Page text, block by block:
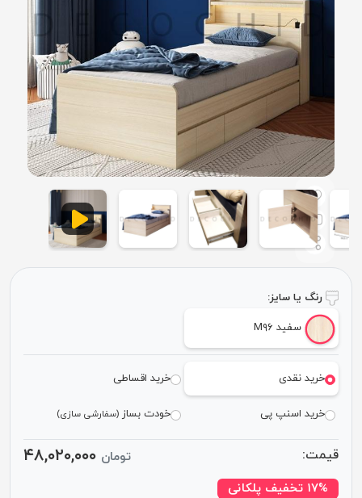
رنگ یا سایز:
سفید M۹۶
خرید نقدی خرید اقساطی
خرید اسنپ پی خودت بساز(سفارشی سازی)
قیمت: تومان ۴۸,۰۲۰,۰۰۰
۱۷% تخفیف پلکانی